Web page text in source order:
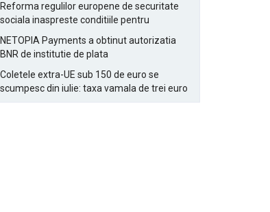
Reforma regulilor europene de securitate
sociala inaspreste conditiile pentru
NETOPIA Payments a obtinut autorizatia
BNR de institutie de plata
Coletele extra-UE sub 150 de euro se
scumpesc din iulie: taxa vamala de trei euro
pe articol, adaugata la taxa logistica